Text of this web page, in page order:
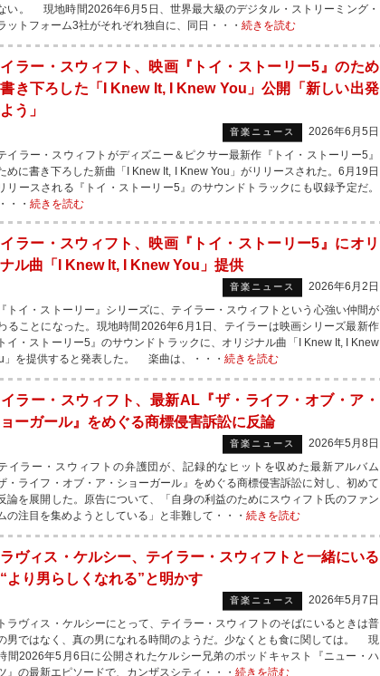
い。 現地時間2026年6月5日、世界最大級のデジタル・ストリーミング・
ットフォーム3社がそれぞれ独自に、同日・・・ 続きを読む
ラー・スウィフト、映画『トイ・ストーリー5』のため
き下ろした「I Knew It, I Knew You」公開「新しい出発
う」
音楽ニュース
2026年6月5日
イラー・スウィフトがディズニー＆ピクサー最新作『トイ・ストーリー5』
めに書き下ろした新曲「I Knew It, I Knew You」がリリースされた。6月19日
リースされる『トイ・ストーリー5』のサウンドトラックにも収録予定だ。
・・ 続きを読む
ラー・スウィフト、映画『トイ・ストーリー5』にオリ
ル曲「I Knew It, I Knew You」提供
音楽ニュース
2026年6月2日
トイ・ストーリー』シリーズに、テイラー・スウィフトという心強い仲間が
ることになった。現地時間2026年6月1日、テイラーは映画シリーズ最新作
トイ・ストーリー5』のサウンドトラックに、オリジナル曲「I Knew It, I Knew
」を提供すると発表した。 楽曲は、・・・ 続きを読む
ラー・スウィフト、最新AL『ザ・ライフ・オブ・ア・
ーガール』をめぐる商標侵害訴訟に反論
音楽ニュース
2026年5月8日
イラー・スウィフトの弁護団が、記録的なヒットを収めた最新アルバム
ザ・ライフ・オブ・ア・ショーガール』をめぐる商標侵害訴訟に対し、初めて
論を展開した。原告について、「自身の利益のためにスウィフト氏のファン
の注目を集めようとしている」と非難して・・・ 続きを読む
ラヴィス・ケルシー、テイラー・スウィフトと一緒にいる
より男らしくなれる”と明かす
音楽ニュース
2026年5月7日
ラヴィス・ケルシーにとって、テイラー・スウィフトのそばにいるときは普
男ではなく、真の男になれる時間のようだ。少なくとも食に関しては。 現
間2026年5月6日に公開されたケルシー兄弟のポッドキャスト『ニュー・ハ
』の最新エピソードで、カンザスシティ・・・ 続きを読む